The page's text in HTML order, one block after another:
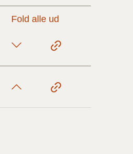
Fold alle ud